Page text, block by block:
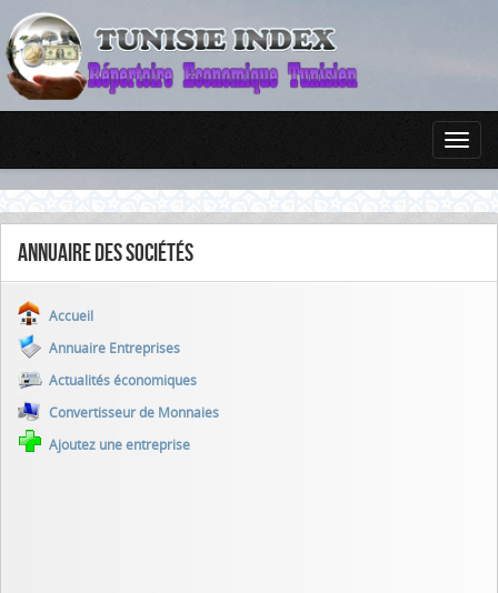
Annuaire des sociétés
Accueil
Annuaire Entreprises
Actualités économiques
Convertisseur de Monnaies
Ajoutez une entreprise